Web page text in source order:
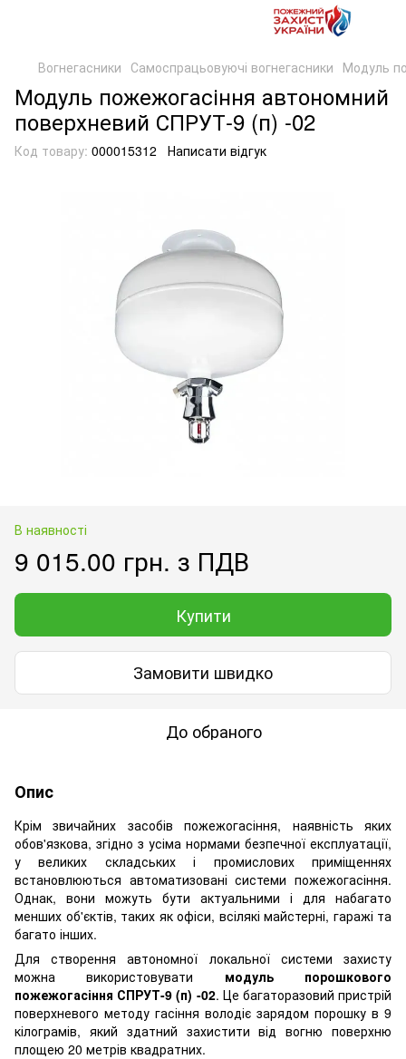
Вогнегасники Самоспрацьовуючі вогнегасники Модуль
Модуль пожежогасіння автономний
поверхневий СПРУТ-9 (п) -02
Код товару: 000015312 Написати відгук
В наявності
9 015.00 грн. з ПДВ
Купити
Замовити швидко
До обраного
Опис
Крім звичайних засобів пожежогасіння, наявність яких
обов'язкова, згідно з усіма нормами безпечної експлуатації,
у великих складських і промислових приміщеннях
встановлюються автоматизовані системи пожежогасіння.
Однак, вони можуть бути актуальними і для набагато
менших об'єктів, таких як офіси, всілякі майстерні, гаражі та
багато інших.
Для створення автономної локальної системи захисту
можна використовувати модуль порошкового
пожежогасіння СПРУТ-9 (п) -02. Це багаторазовий пристрій
поверхневого методу гасіння володіє зарядом порошку в 9
кілограмів, який здатний захистити від вогню поверхню
площею 20 метрів квадратних.